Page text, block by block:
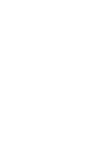
Cria uma conta